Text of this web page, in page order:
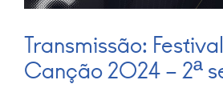
Transmissão:
Canção 2024 – 2ª